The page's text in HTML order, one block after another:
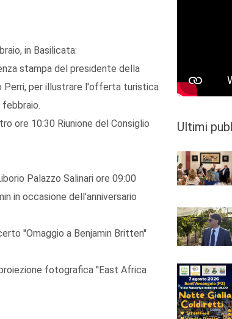
in Basilicata:
stampa del presidente della
Perri, per illustrare l'offerta turistica
febbraio.
ore 10:30 Riunione del Consiglio
Palazzo Salinari ore 09:00
in occasione dell'anniversario
''Omaggio a Benjamin Britten''
fotografica ''East Africa
Ultimi